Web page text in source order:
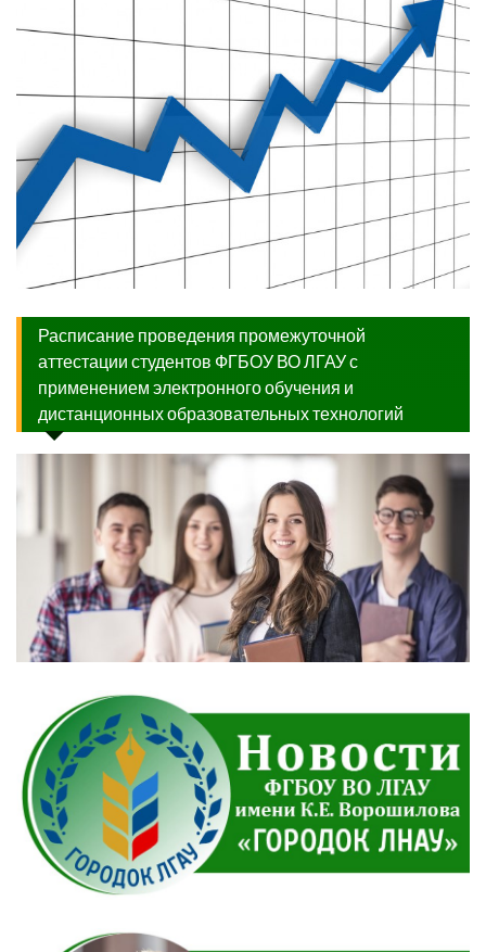
Расписание проведения промежуточной
аттестации студентов ФГБОУ ВО ЛГАУ с
применением электронного обучения и
дистанционных образовательных технологий